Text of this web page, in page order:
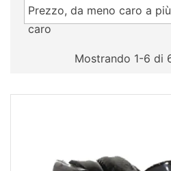
Prezzo, da meno caro a più
caro
Mostrando 1-6 di